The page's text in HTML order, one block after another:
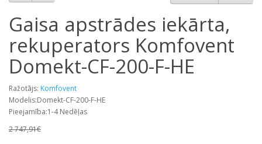
Gaisa apstrādes iekārta,
rekuperators Komfovent
Domekt-CF-200-F-HE
Ražotājs: Komfovent
Modelis:Domekt-CF-200-F-HE
Pieejamība:1-4 Nedēļas
2 747,91€